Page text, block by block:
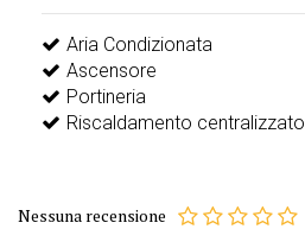
Aria Condizionata
Ascensore
Portineria
Riscaldamento centralizzato
Nessuna recensione